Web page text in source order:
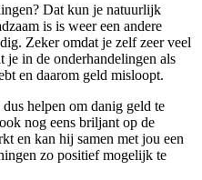
Dat kun je natuurlijk
is is weer een andere
Zeker omdat je zelf zeer veel
in de onderhandelingen als
en daarom geld misloopt.
helpen om danig geld te
nog eens briljant op de
en kan hij samen met jou een
zo positief mogelijk te